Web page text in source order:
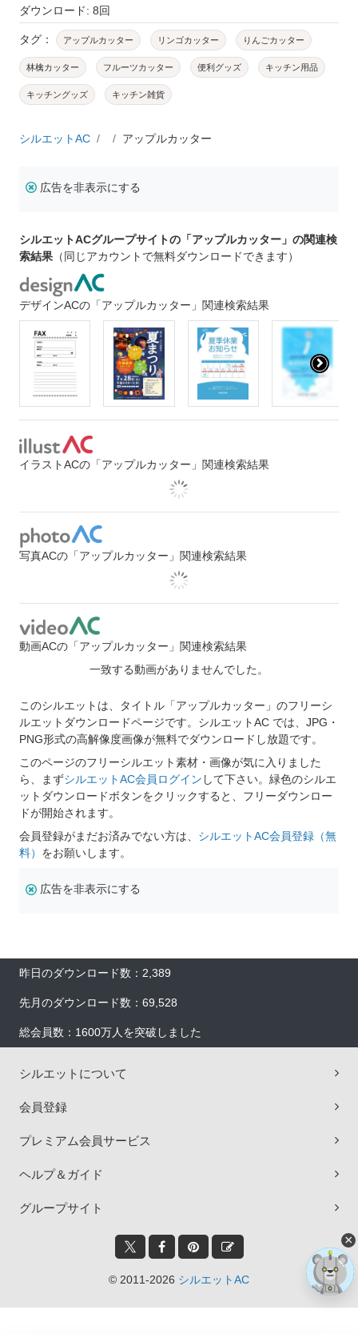
ダウンロード: 8回
タグ： アップルカッター リンゴカッター りんごカッター
林檎カッター フルーツカッター 便利グッズ キッチン用品
キッチングッズ キッチン雑貨
シルエットAC アップルカッター
広告を非表示にする
シルエットACグループサイトの「アップルカッター」の関連検
索結果 （同じアカウントで無料ダウンロードできます）
デザインACの「アップルカッター」関連検索結果
イラストACの「アップルカッター」関連検索結果
写真ACの「アップルカッター」関連検索結果
動画ACの「アップルカッター」関連検索結果
一致する動画がありませんでした。
このシルエットは、タイトル「アップルカッター」のフリーシ
ルエットダウンロードページです。シルエットAC では、JPG・
PNG形式の高解像度画像が無料でダウンロードし放題です。
このページのフリーシルエット素材・画像が気に入りました
ら、まずシルエットAC会員ログイン して下さい。緑色のシルエ
ットダウンロードボタンをクリックすると、フリーダウンロー
ドが開始されます。
会員登録がまだお済みでない方は、 シルエットAC会員登録（無
料） をお願いします。
広告を非表示にする
昨日のダウンロード数：2,389
先月のダウンロード数：69,528
総会員数：1600万人を突破しました
シルエットについて
会員登録
プレミアム会員サービス
ヘルプ＆ガイド
グループサイト
© 2011-2026 シルエットAC
×